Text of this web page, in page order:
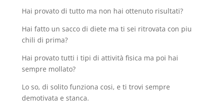
Hai provato di tutto ma non hai ottenuto risultati?
Hai fatto un sacco di diete ma ti sei ritrovata con piu
chili di prima?
Hai provato tutti i tipi di attività fisica ma poi hai
sempre mollato?
Lo so, di solito funziona cosi, e ti trovi sempre
demotivata e stanca.